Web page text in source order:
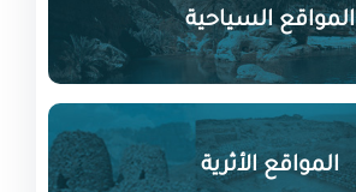
المواقع السياحية
المواقع الأثرية